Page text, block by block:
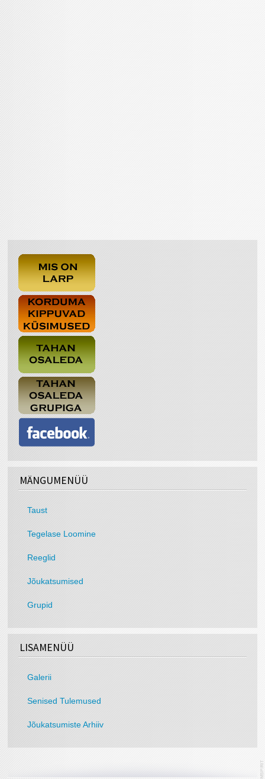
MÄNGUMENÜÜ
Taust
Tegelase Loomine
Reeglid
Jõukatsumised
Grupid
LISAMENÜÜ
Galerii
Senised Tulemused
Jõukatsumiste Arhiiv